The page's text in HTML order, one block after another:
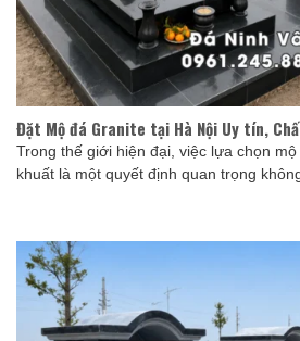
Đặt Mộ đá Granite tại Hà Nội Uy tín,
Trong thế giới hiện đại, việc lựa chọn
khuất là một quyết định quan trọng